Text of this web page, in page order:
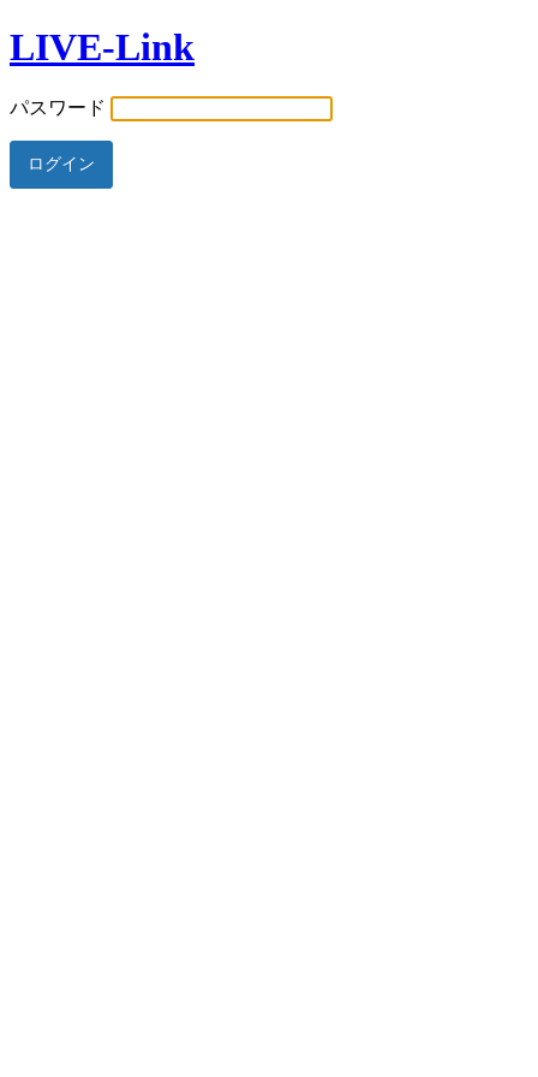
LIVE-Link
パスワード